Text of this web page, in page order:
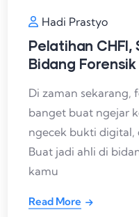
Hadi Prastyo
Pelatihan CHFI,
Bidang
Di zaman sekarang,
banget buat ngejar
ngecek bukti digital,
Buat jadi ahli di
kamu
Read More